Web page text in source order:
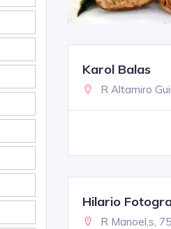
Karol Balas
R Altamiro
Hilario
R Manoel,s,